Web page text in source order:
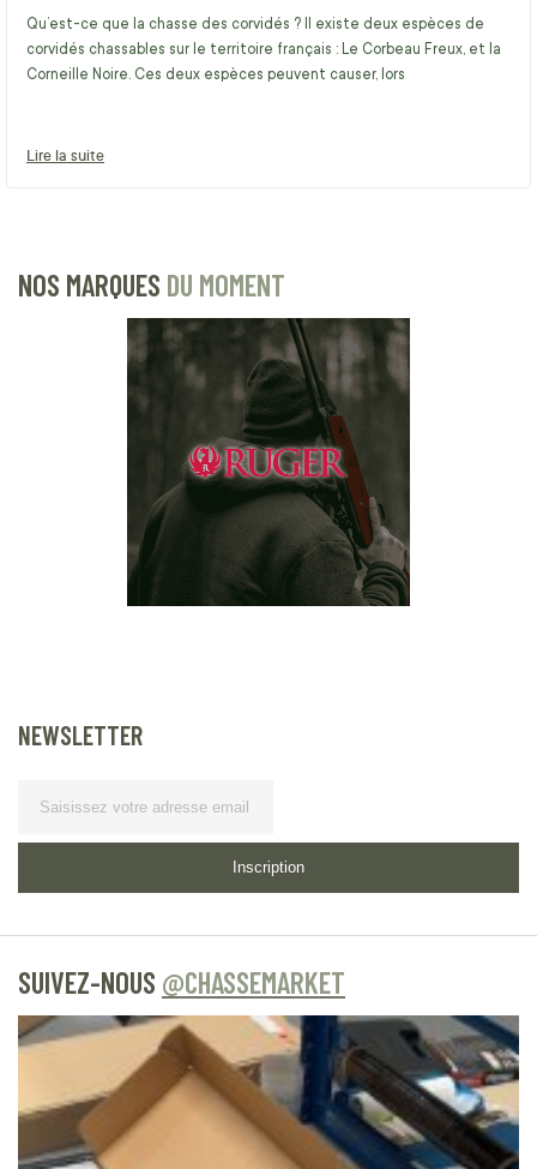
Qu’est-ce que la chasse des corvidés ? Il existe deux espèces de
corvidés chassables sur le territoire français : Le Corbeau Freux, et la
Corneille Noire. Ces deux espèces peuvent causer, lors
Lire la suite
NOS MARQUES DU MOMENT
NEWSLETTER
Inscription
SUIVEZ-NOUS @CHASSEMARKET